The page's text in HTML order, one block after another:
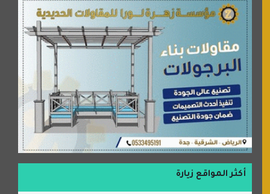
أكثر المواقع زيارة